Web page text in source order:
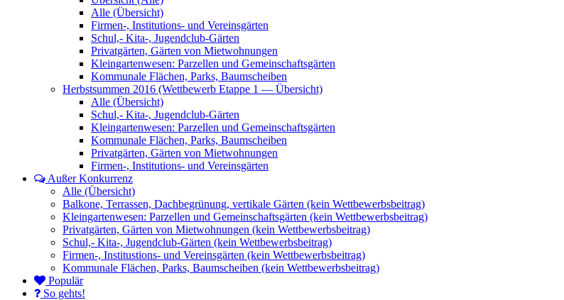
Alle (Übersicht)
Firmen-, Institutions- und Vereinsgärten
Schul,- Kita-, Jugendclub-Gärten
Privatgärten, Gärten von Mietwohnungen
Kleingartenwesen: Parzellen und Gemeinschaftsgärten
Kommunale Flächen, Parks, Baumscheiben
Herbstsummen 2016 (Wettbewerb Etappe 1 — Übersicht)
Alle (Übersicht)
Schul,- Kita-, Jugendclub-Gärten
Kleingartenwesen: Parzellen und Gemeinschaftsgärten
Kommunale Flächen, Parks, Baumscheiben
Privatgärten, Gärten von Mietwohnungen
Firmen-, Institutions- und Vereinsgärten
Außer Konkurrenz
Alle (Übersicht)
Balkone, Terrassen, Dachbegrünung, vertikale Gärten (kein Wettbewerbsbeitrag)
Kleingartenwesen: Parzellen und Gemeinschaftsgärten (kein Wettbewerbsbeitrag)
Privatgärten, Gärten von Mietwohnungen (kein Wettbewerbsbeitrag)
Schul,- Kita-, Jugendclub-Gärten (kein Wettbewerbsbeitrag)
Firmen-, Institustions- und Vereinsgärten (kein Wettbewerbsbeitrag)
Kommunale Flächen, Parks, Baumscheiben (kein Wettbewerbsbeitrag)
Populär
So gehts!